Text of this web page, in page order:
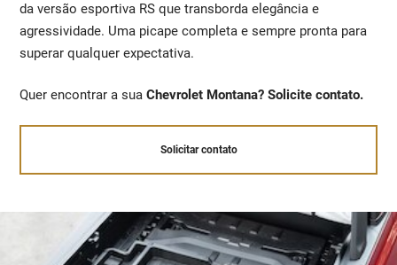
da versão esportiva RS que transborda elegância e
agressividade. Uma picape completa e sempre pronta para
superar qualquer expectativa.
Quer encontrar a sua Chevrolet Montana? Solicite contato.
Solicitar contato